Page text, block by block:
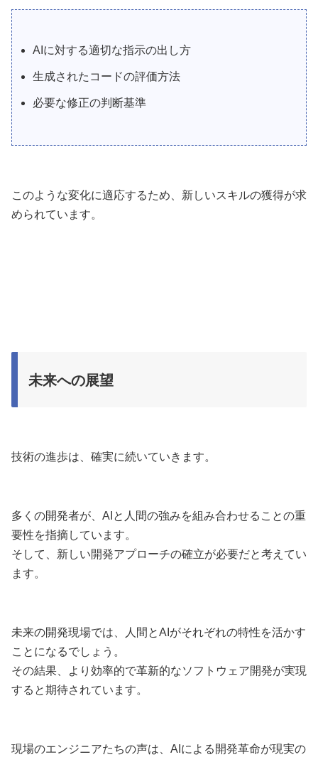
AIに対する適切な指示の出し方
生成されたコードの評価方法
必要な修正の判断基準
このような変化に適応するため、新しいスキルの獲得が求
められています。
未来への展望
技術の進歩は、確実に続いていきます。
多くの開発者が、AIと人間の強みを組み合わせることの重
要性を指摘しています。
そして、新しい開発アプローチの確立が必要だと考えてい
ます。
未来の開発現場では、人間とAIがそれぞれの特性を活かす
ことになるでしょう。
その結果、より効率的で革新的なソフトウェア開発が実現
すると期待されています。
現場のエンジニアたちの声は、AIによる開発革命が現実の